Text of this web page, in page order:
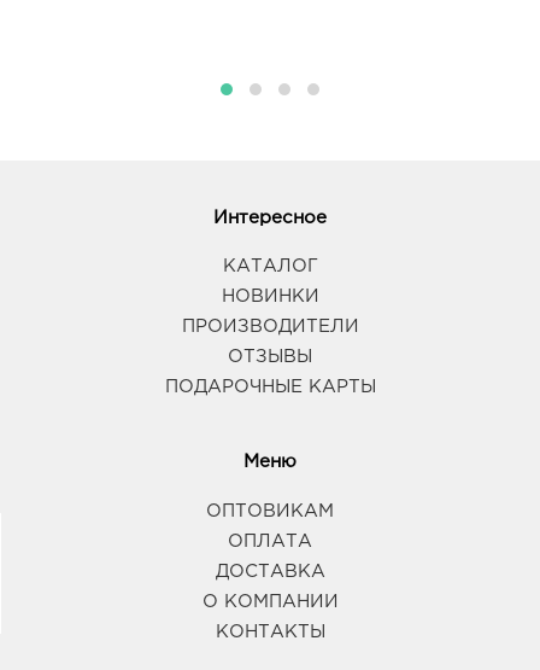
Интересное
КАТАЛОГ
НОВИНКИ
ПРОИЗВОДИТЕЛИ
ОТЗЫВЫ
ПОДАРОЧНЫЕ КАРТЫ
Меню
ОПТОВИКАМ
ОПЛАТА
ДОСТАВКА
О КОМПАНИИ
КОНТАКТЫ